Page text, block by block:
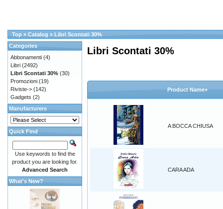
Top » Catalog » Libri Scontati 30%
Libri Scontati 30%
Product Name+
A BOCCA CHIUSA
CARA ADA
Categories
Abbonamenti (4)
Libri (2492)
Libri Scontati 30% (30)
Promozioni (19)
Riviste-> (142)
Gadgets (2)
Manufacturers
Quick Find
Use keywords to find the
product you are looking for.
Advanced Search
What's New?